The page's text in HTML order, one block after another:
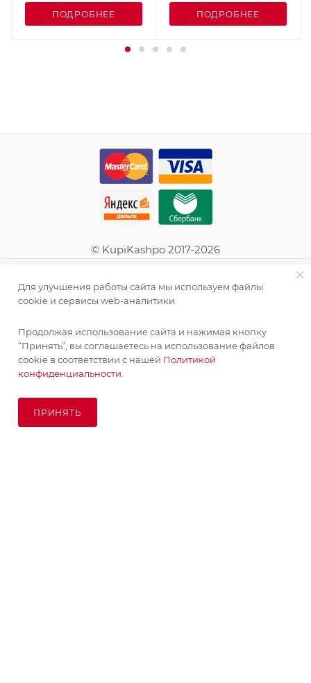
ПОДРОБНЕЕ ПОДРОБНЕЕ
© KupiKashpo 2017-2026
ПОМОЩЬ
ПОДПИСАТЬСЯ НА РАССЫЛКУ
Для улучшения работы сайта мы используем файлы
cookie и сервисы web-аналитики.
Продолжая использование сайта и нажимая кнопку
“Принять”, вы соглашаетесь на использование файлов
cookie в соответствии с нашей Политикой
конфиденциальности.
ПРИНЯТЬ